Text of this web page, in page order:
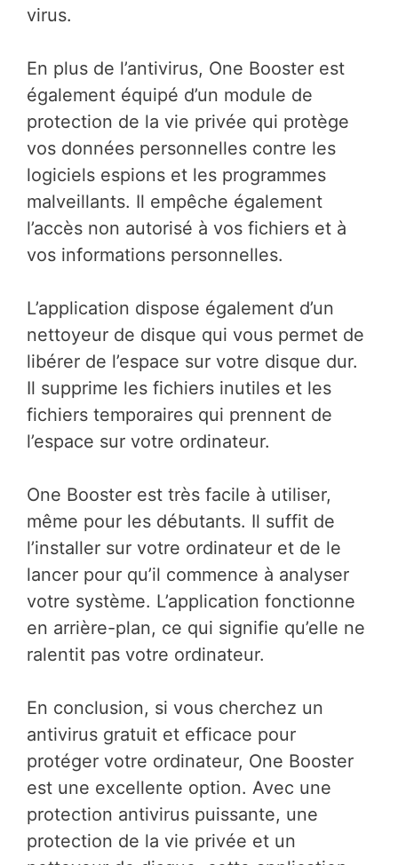
virus.
En plus de l’antivirus, One Booster est
également équipé d’un module de
protection de la vie privée qui protège
vos données personnelles contre les
logiciels espions et les programmes
malveillants. Il empêche également
l’accès non autorisé à vos fichiers et à
vos informations personnelles.
L’application dispose également d’un
nettoyeur de disque qui vous permet de
libérer de l’espace sur votre disque dur.
Il supprime les fichiers inutiles et les
fichiers temporaires qui prennent de
l’espace sur votre ordinateur.
One Booster est très facile à utiliser,
même pour les débutants. Il suffit de
l’installer sur votre ordinateur et de le
lancer pour qu’il commence à analyser
votre système. L’application fonctionne
en arrière-plan, ce qui signifie qu’elle ne
ralentit pas votre ordinateur.
En conclusion, si vous cherchez un
antivirus gratuit et efficace pour
protéger votre ordinateur, One Booster
est une excellente option. Avec une
protection antivirus puissante, une
protection de la vie privée et un